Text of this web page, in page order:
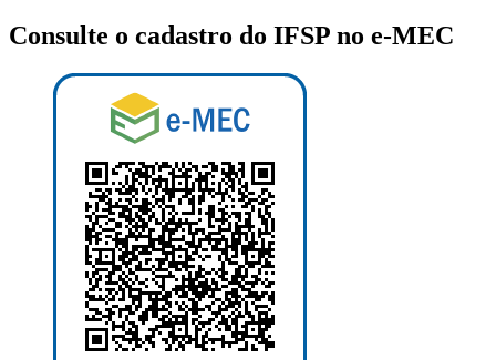
Consulte o cadastro do IFSP no e-MEC